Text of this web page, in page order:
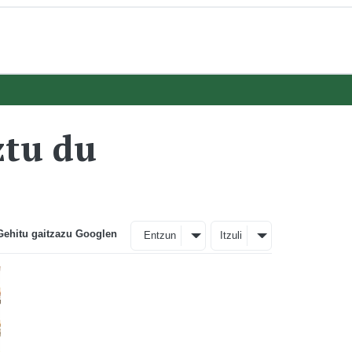
du
gaitzazu Googlen Entzun Itzuli